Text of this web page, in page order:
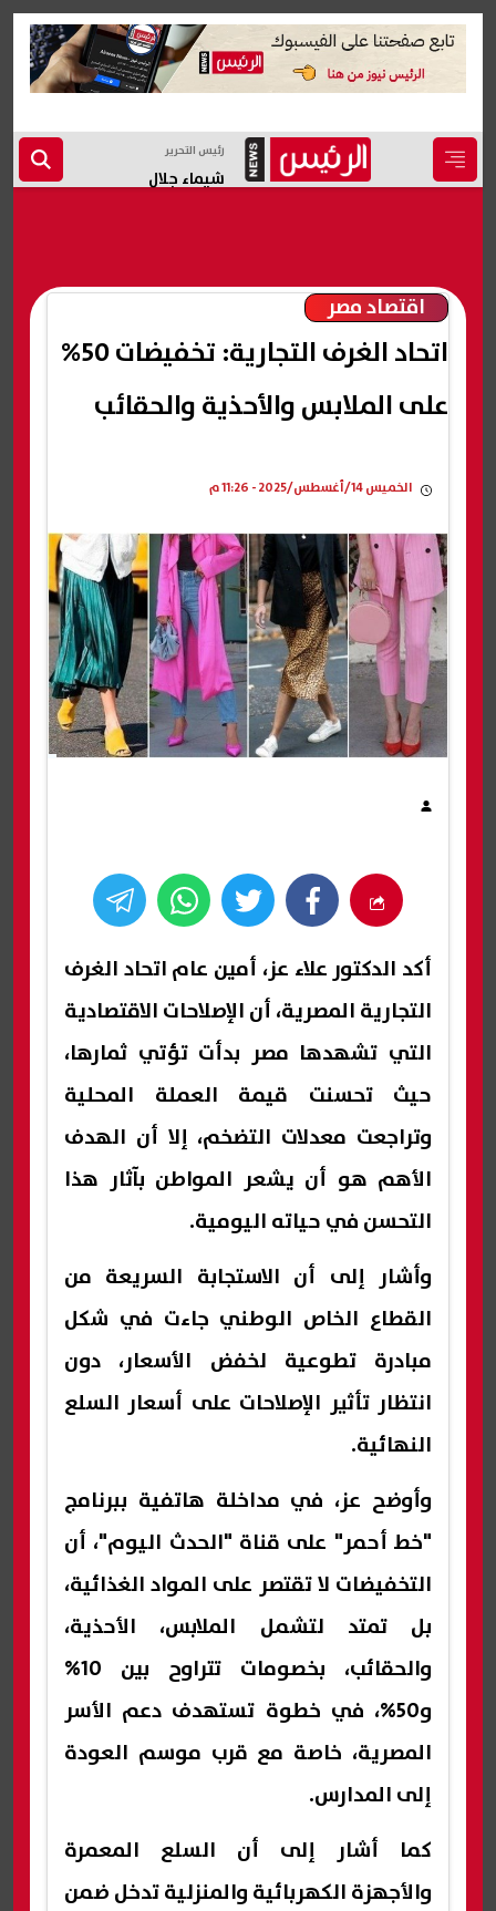
رئيس التحرير
شيماء جلال
اقتصاد مصر
اتحاد الغرف التجارية: تخفيضات 50%
على الملابس والأحذية والحقائب
الخميس 14/أغسطس/2025 - 11:26 م
أكد الدكتور علاء عز، أمين عام اتحاد الغرف
التجارية المصرية، أن الإصلاحات الاقتصادية
التي تشهدها مصر بدأت تؤتي ثمارها،
حيث تحسنت قيمة العملة المحلية
وتراجعت معدلات التضخم، إلا أن الهدف
الأهم هو أن يشعر المواطن بآثار هذا
التحسن في حياته اليومية.
وأشار إلى أن الاستجابة السريعة من
القطاع الخاص الوطني جاءت في شكل
مبادرة تطوعية لخفض الأسعار، دون
انتظار تأثير الإصلاحات على أسعار السلع
النهائية.
وأوضح عز، في مداخلة هاتفية ببرنامج
"خط أحمر" على قناة "الحدث اليوم"، أن
التخفيضات لا تقتصر على المواد الغذائية،
بل تمتد لتشمل الملابس، الأحذية،
والحقائب، بخصومات تتراوح بين 10%
و50%، في خطوة تستهدف دعم الأسر
المصرية، خاصة مع قرب موسم العودة
إلى المدارس.
كما أشار إلى أن السلع المعمرة
والأجهزة الكهربائية والمنزلية تدخل ضمن